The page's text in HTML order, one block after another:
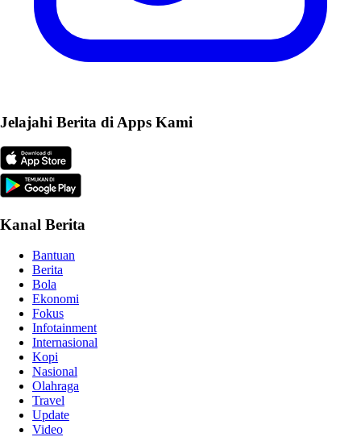
Jelajahi Berita di Apps Kami
Kanal Berita
Bantuan
Berita
Bola
Ekonomi
Fokus
Infotainment
Internasional
Kopi
Nasional
Olahraga
Travel
Update
Video